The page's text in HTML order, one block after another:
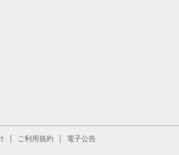
ご利用規約 電子公告